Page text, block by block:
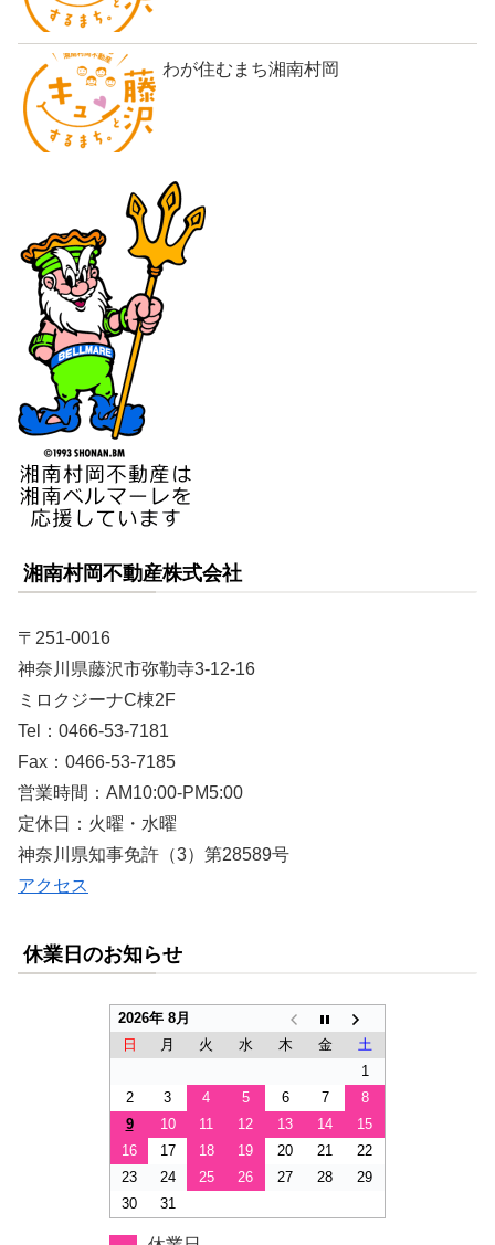
わが住むまち湘南村岡
湘南村岡不動産株式会社
〒251-0016
神奈川県藤沢市弥勒寺3-12-16
ミロクジーナC棟2F
Tel：0466-53-7181
Fax：0466-53-7185
営業時間：AM10:00-PM5:00
定休日：火曜・水曜
神奈川県知事免許（3）第28589号
アクセス
休業日のお知らせ
2026年 8月
日
月 火 水 木 金
土
1
2
3 4 5 6 7
8
9
10 11 12 13 14
15
16
17 18 19 20 21
22
23
24 25 26 27 28
29
30
31